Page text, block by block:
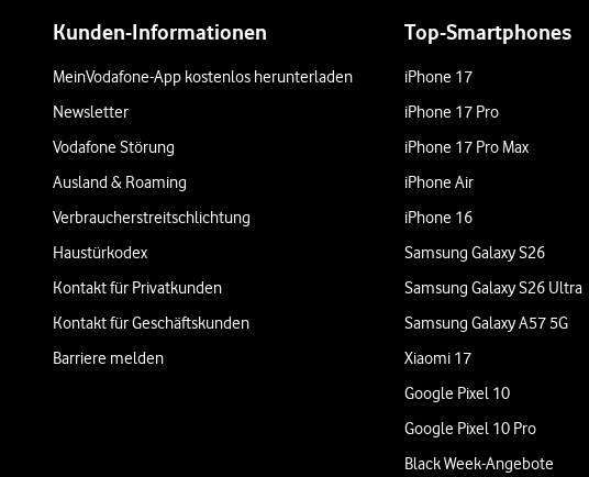
Kunden-Informationen
MeinVodafone-App kostenlos herunterladen
Newsletter
Vodafone Störung
Ausland & Roaming
Verbraucherstreitschlichtung
Haustürkodex
Kontakt für Privatkunden
Kontakt für Geschäftskunden
Barriere melden
Top-Smartphones
iPhone 17
iPhone 17 Pro
iPhone 17 Pro Max
iPhone Air
iPhone 16
Samsung Galaxy S26
Samsung Galaxy S26 Ultra
Samsung Galaxy A57 5G
Xiaomi 17
Google Pixel 10
Google Pixel 10 Pro
Black Week-Angebote